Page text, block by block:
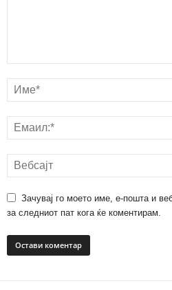
Зачувај го моето име, е-пошта и
за следниот пат кога ќе коментирам.